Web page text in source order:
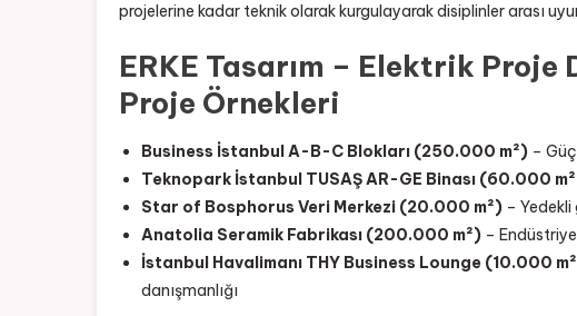
projelerine kadar teknik olarak kurgulayarak disiplinler arası
ERKE Tasarım – Elektrik Proje
Proje Örnekleri
Business İstanbul A-B-C Blokları (250.000 m²) –
Teknopark İstanbul TUSAŞ AR-GE Binası (60.000
Star of Bosphorus Veri Merkezi (20.000 m²) –
Anatolia Seramik Fabrikası (200.000 m²) –
İstanbul Havalimanı THY Business Lounge (10.000
danışmanlığı